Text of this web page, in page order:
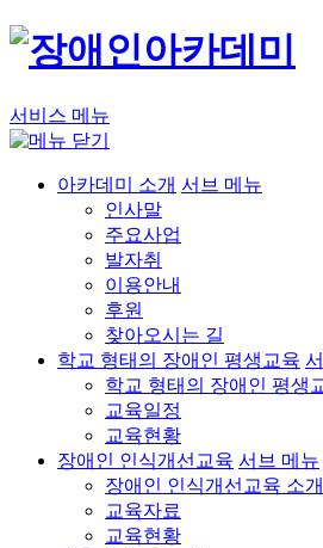
서비스 메뉴
아카데미 소개 서브 메뉴
인사말
주요사업
발자취
이용안내
후원
찾아오시는 길
학교 형태의 장애인 평생교육
학교 형태의 장애인 평생
교육일정
교육현황
장애인 인식개선교육 서브 메뉴
장애인 인식개선교육 소개
교육자료
교육현황